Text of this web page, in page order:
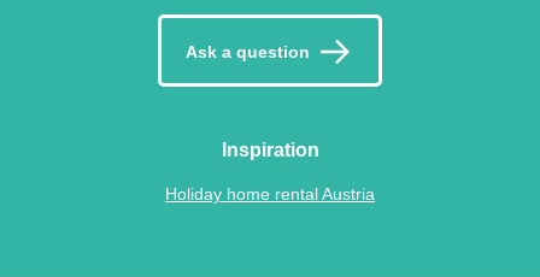
Ask a question
Inspiration
Holiday home rental Austria